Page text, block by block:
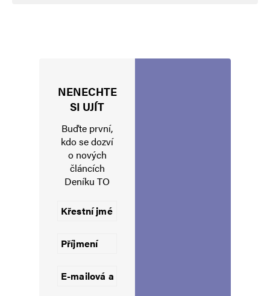
Uložit do prohlížeče jméno, e-mail a webovou stránku pro budoucí
Informujte mě o nových komentářích e-mailem.
NENECHTE
SI UJÍT
Buďte první,
kdo se dozví
o nových
článcích
Deníku TO